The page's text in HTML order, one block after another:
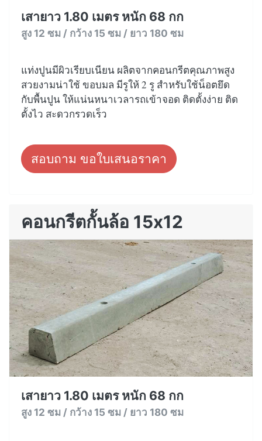
เสายาว 1.80 เมตร หนัก 68 กก
สูง 12 ซม / กว้าง 15 ซม / ยาว 180 ซม
แท่งปูนมีผิวเรียบเนียน ผลิตจากคอนกรีตคุณภาพสูง
สวยงามน่าใช้ ขอบมล มีรูให้ 2 รู สำหรับใช้น็อตยึด
กับพื้นปูน ให้แน่นหนาเวลารถเข้าจอด ติดตั้งง่าย ติด
ตั้งไว สะดวกรวดเร็ว
สอบถาม ขอใบเสนอราคา
คอนกรีตกั้นล้อ 15x12
เสายาว 1.80 เมตร หนัก 68 กก
สูง 12 ซม / กว้าง 15 ซม / ยาว 180 ซม